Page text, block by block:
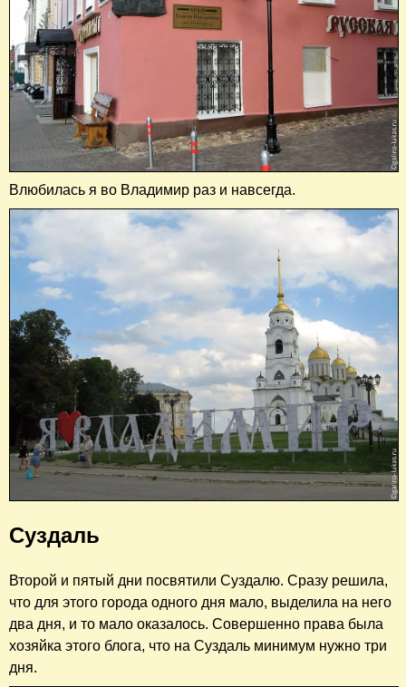
Влюбилась я во Владимир раз и навсегда.
Суздаль
Второй и пятый дни посвятили Суздалю. Сразу решила,
что для этого города одного дня мало, выделила на него
два дня, и то мало оказалось. Совершенно права была
хозяйка этого блога, что на Суздаль минимум нужно три
дня.